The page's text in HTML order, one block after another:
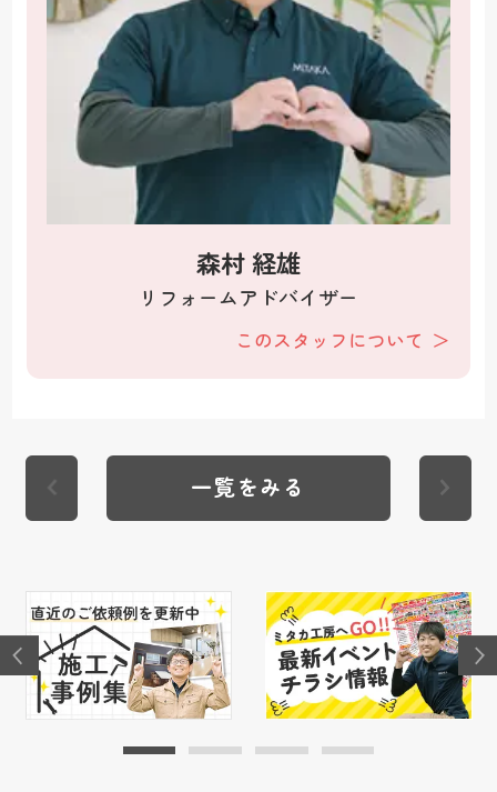
森村 経雄
リフォームアドバイザー
このスタッフについて
一覧をみる